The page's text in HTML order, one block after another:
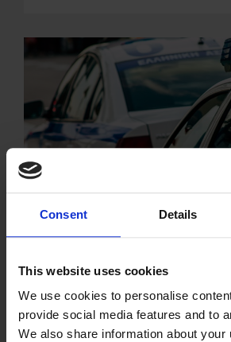
Consent Details
This website uses cookies
We use cookies to personalise
provide social media features and to
We also share information about your
Υπηρεσία
πρόσβασης